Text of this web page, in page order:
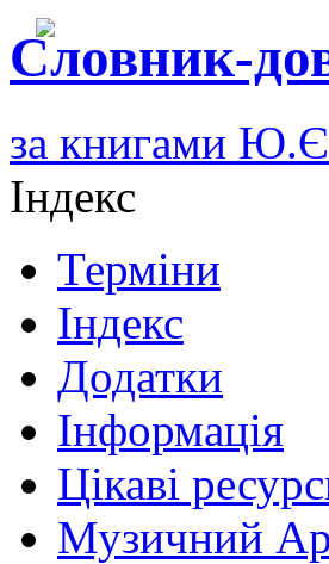
Словник-
за книгами
Індекс
Терміни
Індекс
Додатки
Інформація
Цікаві
Музичний